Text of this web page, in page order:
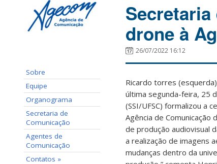
Sobre
Equipe
Organograma
Secretaria de
Comunicação
Agentes de
Comunicação
Contatos »
drone à
26/07/2022 16:12
Ricardo torres
última segunda-feira, 25
(SSI/UFSC) formalizou a
Agência de Comunicação
de produção audiovisual
a realização de imagens
mudanças dentro da